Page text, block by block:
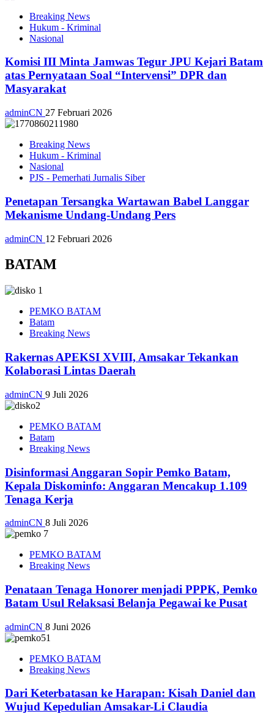
Breaking News
Hukum - Kriminal
Nasional
Komisi III Minta Jamwas Tegur JPU Kejari Batam
atas Pernyataan Soal “Intervensi” DPR dan
Masyarakat
adminCN 27 Februari 2026
Breaking News
Hukum - Kriminal
Nasional
PJS - Pemerhati Jurnalis Siber
Penetapan Tersangka Wartawan Babel Langgar
Mekanisme Undang-Undang Pers
adminCN 12 Februari 2026
BATAM
PEMKO BATAM
Batam
Breaking News
Rakernas APEKSI XVIII, Amsakar Tekankan
Kolaborasi Lintas Daerah
adminCN 9 Juli 2026
PEMKO BATAM
Batam
Breaking News
Disinformasi Anggaran Sopir Pemko Batam,
Kepala Diskominfo: Anggaran Mencakup 1.109
Tenaga Kerja
adminCN 8 Juli 2026
PEMKO BATAM
Breaking News
Penataan Tenaga Honorer menjadi PPPK, Pemko
Batam Usul Relaksasi Belanja Pegawai ke Pusat
adminCN 8 Juni 2026
PEMKO BATAM
Breaking News
Dari Keterbatasan ke Harapan: Kisah Daniel dan
Wujud Kepedulian Amsakar-Li Claudia